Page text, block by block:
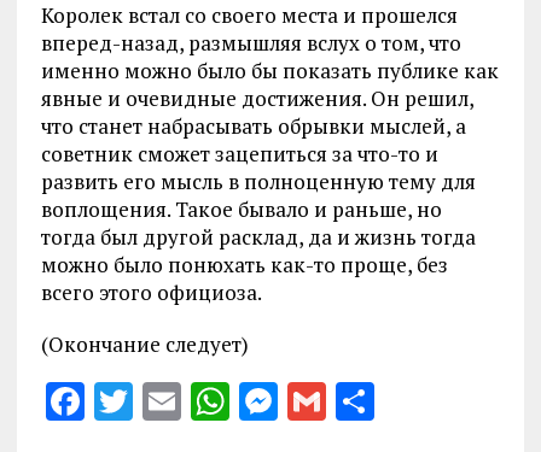
Королек встал со своего места и прошелся
вперед-назад, размышляя вслух о том, что
именно можно было бы показать публике как
явные и очевидные достижения. Он решил,
что станет набрасывать обрывки мыслей, а
советник сможет зацепиться за что-то и
развить его мысль в полноценную тему для
воплощения. Такое бывало и раньше, но
тогда был другой расклад, да и жизнь тогда
можно было понюхать как-то проще, без
всего этого официоза.
(Окончание следует)
F T E WM G S